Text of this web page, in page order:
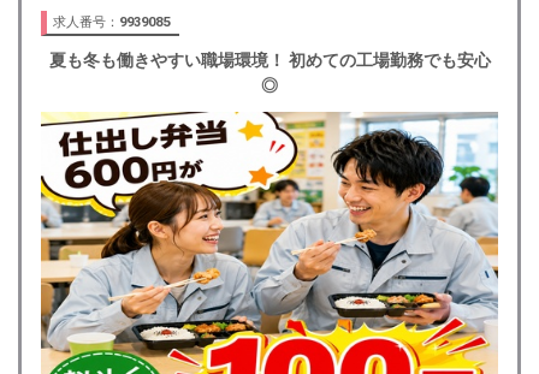
求人番号： 9939085
夏も冬も働きやすい職場環境！ 初めての工場勤務でも安心
◎